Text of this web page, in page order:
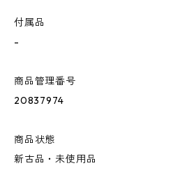
付属品
-
商品管理番号
20837974
商品状態
新古品・未使用品